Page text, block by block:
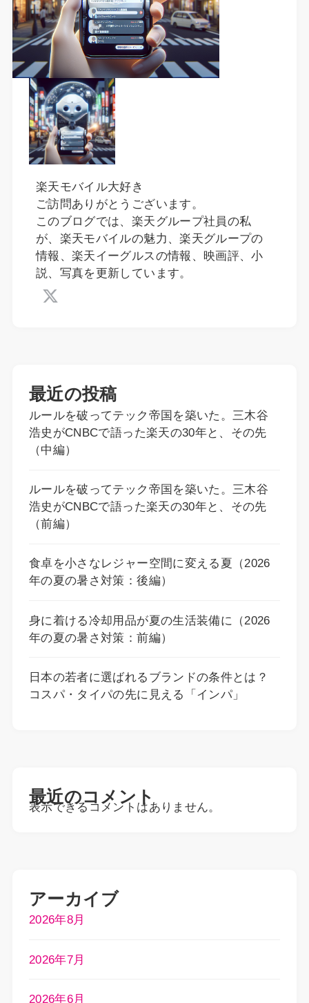
楽天モバイル大好き
ご訪問ありがとうございます。
このブログでは、楽天グループ社員の私
が、楽天モバイルの魅力、楽天グループの
情報、楽天イーグルスの情報、映画評、小
説、写真を更新しています。
最近の投稿
ルールを破ってテック帝国を築いた。三木谷
浩史がCNBCで語った楽天の30年と、その先
（中編）
ルールを破ってテック帝国を築いた。三木谷
浩史がCNBCで語った楽天の30年と、その先
（前編）
食卓を小さなレジャー空間に変える夏（2026
年の夏の暑さ対策：後編）
身に着ける冷却用品が夏の生活装備に（2026
年の夏の暑さ対策：前編）
日本の若者に選ばれるブランドの条件とは？
コスパ・タイパの先に見える「インパ」
最近のコメント
表示できるコメントはありません。
アーカイブ
2026年8月
2026年7月
2026年6月